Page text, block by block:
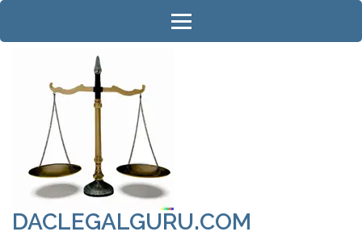
Ga
inhoud
DACLEGALGURU.COM